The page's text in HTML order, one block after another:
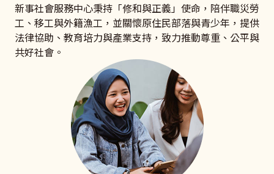
新事社會服務中心秉持「修和與正義」使命，陪伴職災勞
工、移工與外籍漁工，並關懷原住民部落與青少年，提供
法律協助、教育培力與產業支持，致力推動尊重、公平與
共好社會。